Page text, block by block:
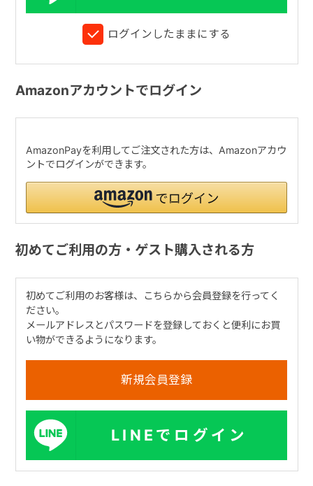
ログインしたままにする
Amazonアカウントでログイン
AmazonPayを利用してご注文された方は、Amazonアカウ
ントでログインができます。
初めてご利用の方・ゲスト購入される方
初めてご利用のお客様は、こちらから会員登録を行ってく
ださい。
メールアドレスとパスワードを登録しておくと便利にお買
い物ができるようになります。
LINEでログイン